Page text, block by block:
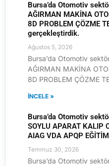
Bursa’da Otomotiv
AĞIRMAN MAKİNA
8D PROBLEM ÇÖZME
gerçekleştirdik.
Ağustos 5, 2026
Bursa’da Otomotiv
AĞIRMAN MAKİNA
8D PROBLEM ÇÖZME
İNCELE »
Bursa’da Otomotiv
SOYLU APARAT KALIP
AIAG VDA APQP
Temmuz 30, 2026
Bursa’da Otomotiv